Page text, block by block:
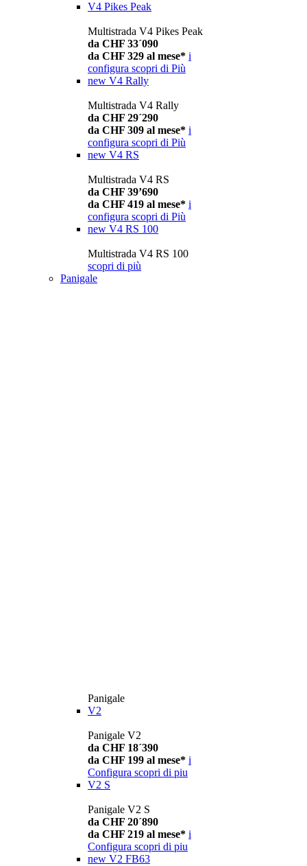
V4 Pikes Peak
Multistrada V4 Pikes Peak
da CHF 33´090
da CHF 329 al mese* i
configura scopri di Più
new V4 Rally
Multistrada V4 Rally
da CHF 29´290
da CHF 309 al mese* i
configura scopri di Più
new V4 RS
Multistrada V4 RS
da CHF 39’690
da CHF 419 al mese* i
configura scopri di Più
new V4 RS 100
Multistrada V4 RS 100
scopri di più
Panigale
Panigale
V2
Panigale V2
da CHF 18´390
da CHF 199 al mese* i
Configura scopri di piu
V2 S
Panigale V2 S
da CHF 20´890
da CHF 219 al mese* i
Configura scopri di piu
new V2 FB63